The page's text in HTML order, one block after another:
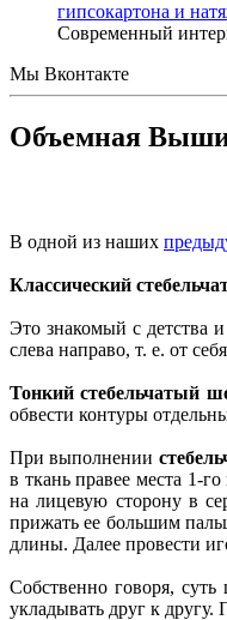
гипсокартона и
Современный
Мы Вконтакте
Объемная
В одной из наших
Классический
Это знакомый с детства
слева направо, т. е. от
Тонкий стебельчатый
обвести контуры
При выполнении
в ткань правее места 1-
на лицевую сторону в
прижать ее большим
длины. Далее провести
Собственно говоря,
укладывать друг к